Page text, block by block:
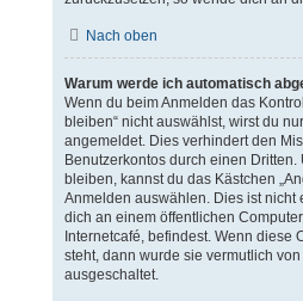
Nach oben
Warum werde ich automatisch
Wenn du beim Anmelden das
bleiben“ nicht auswählst, wirst du
angemeldet. Dies verhindert den
Benutzerkontos durch einen Dritten.
bleiben, kannst du das Kästchen
Anmelden auswählen. Dies ist nicht
dich an einem öffentlichen
Internetcafé, befindest. Wenn diese
steht, dann wurde sie vermutlich
ausgeschaltet.